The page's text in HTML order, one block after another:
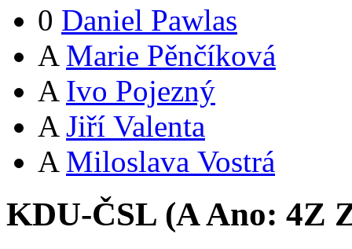
0 Daniel Pawlas
A Marie Pěnčíková
A Ivo Pojezný
A Jiří Valenta
A Miloslava Vostrá
KDU-ČSL (AAno: 4Z